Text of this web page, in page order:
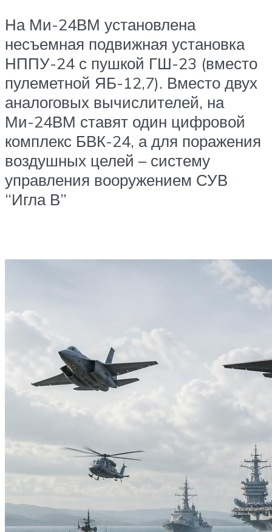
На Ми-24ВМ установлена
несъемная подвижная установка
НППУ-24 с пушкой ГШ-23 (вместо
пулеметной ЯБ-12,7). Вместо двух
аналоговых вычислителей, на
Ми-24ВМ ставят один цифровой
комплекс БВК-24, а для поражения
воздушных целей – систему
управления вооружением СУВ
“Игла В”